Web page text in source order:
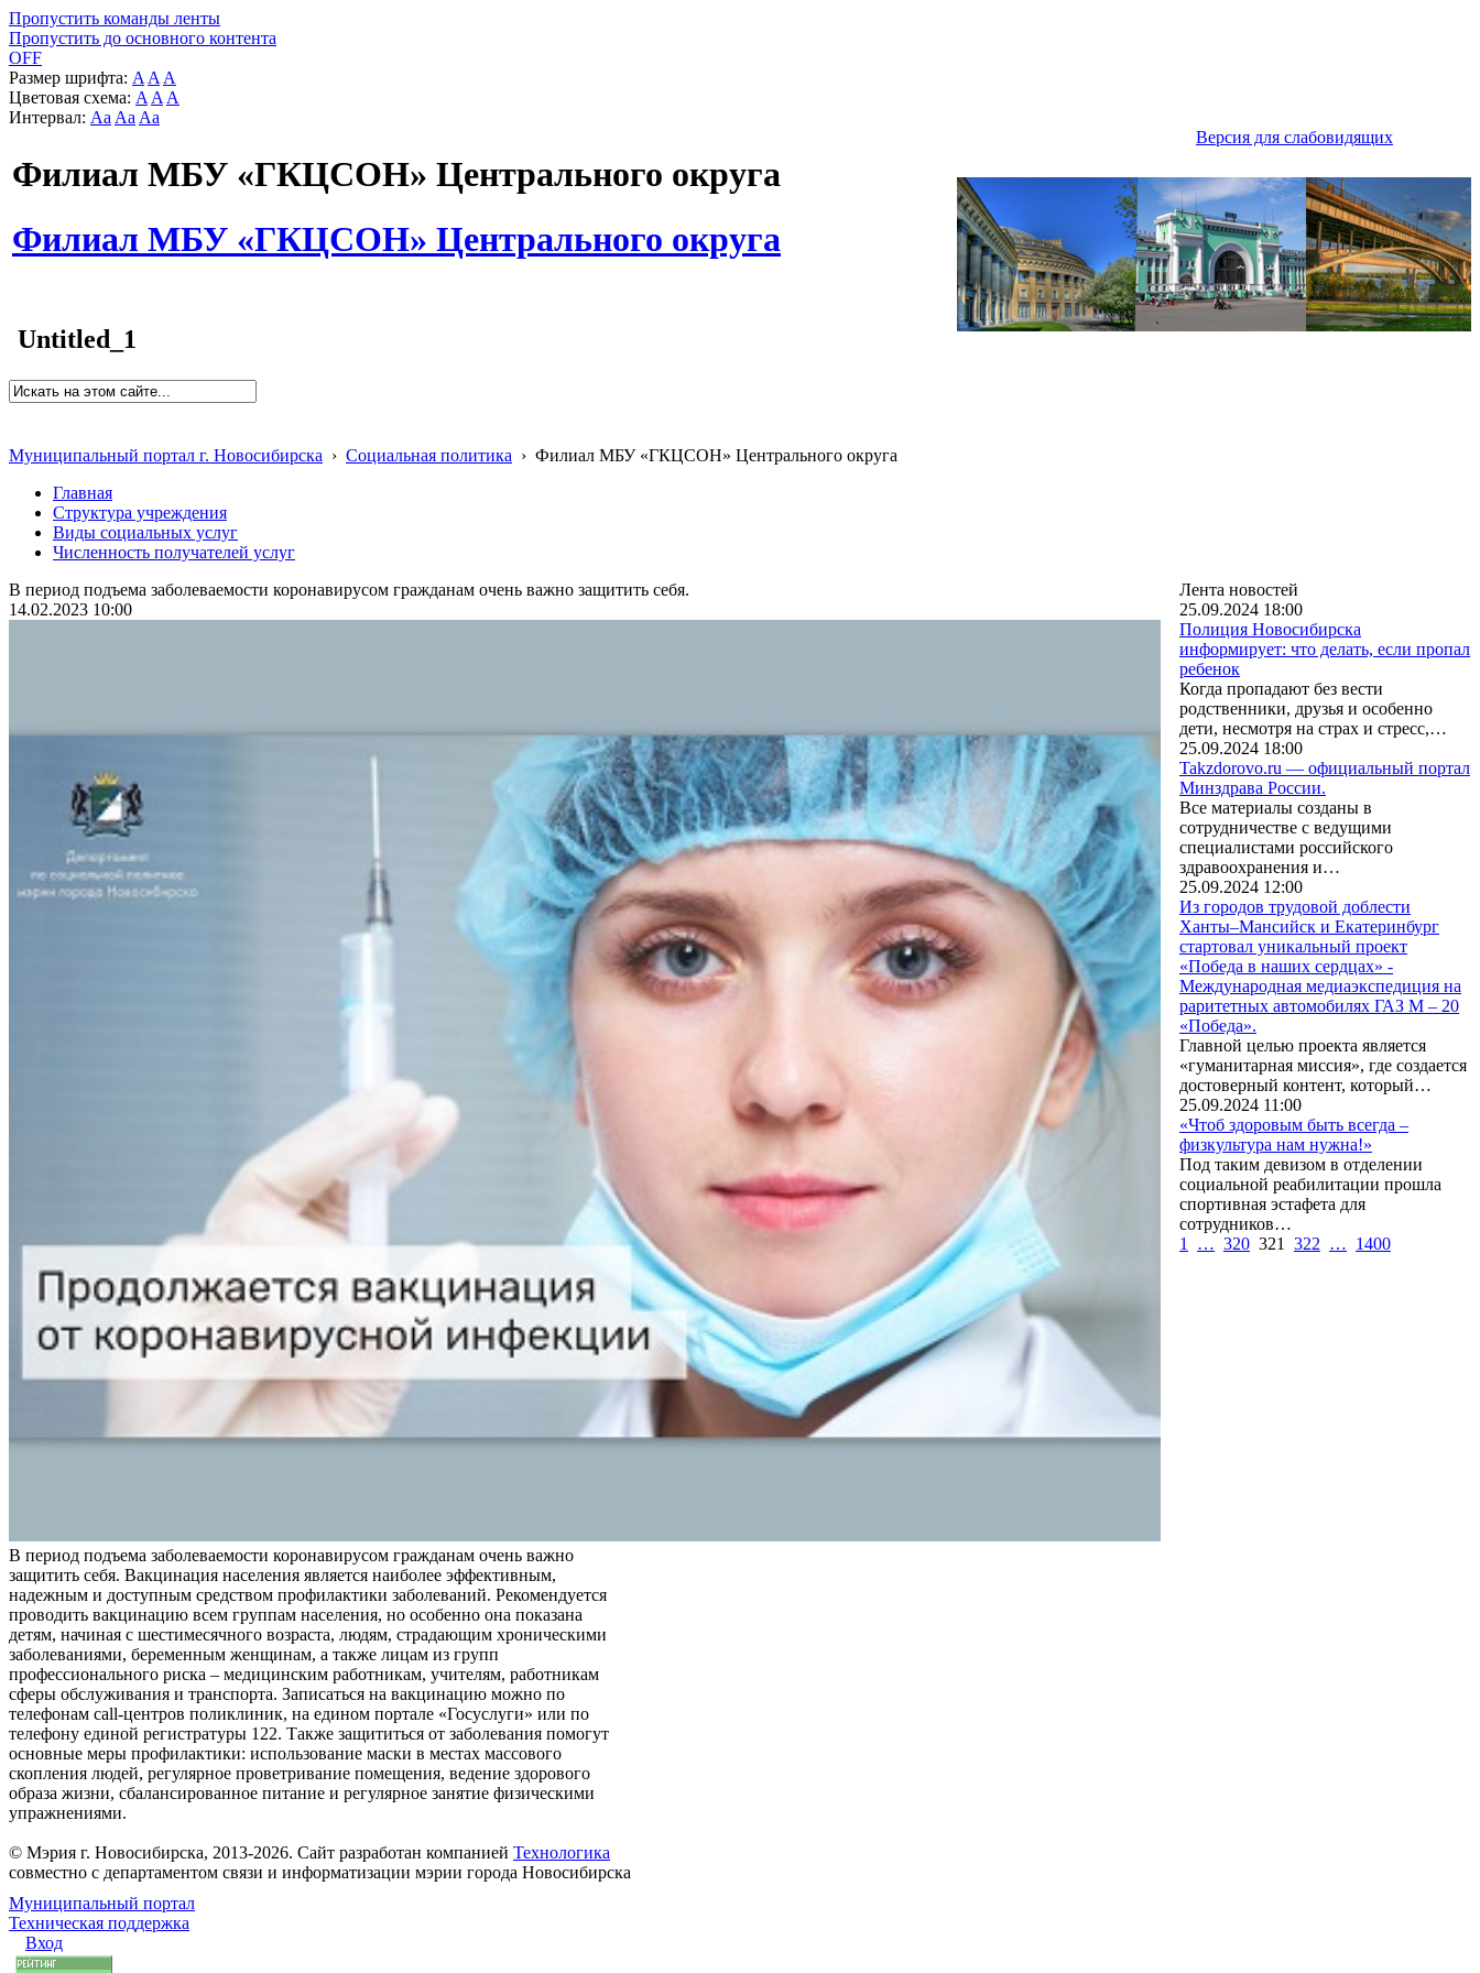
Пропустить команды ленты
Пропустить до основного контента
OFF
Размер шрифта: A A A
Цветовая схема: A A A
Интервал: Aa Aa Aa
Версия для слабовидящих
Филиал МБУ «ГКЦСОН» Центрального округа
Филиал МБУ «ГКЦСОН» Центрального округа
Untitled_1
Муниципальный портал г. Новосибирска › Социальная политика › Филиал МБУ «ГКЦСОН» Центрального округа
Главная
Структура учреждения
Виды социальных услуг
Численность получателей услуг
В период подъема заболеваемости коронавирусом гражданам очень важно защитить себя.
14.02.2023 10:00
В период подъема заболеваемости коронавирусом гражданам очень важно
защитить себя. Вакцинация населения является наиболее эффективным,
надежным и доступным средством профилактики заболеваний. Рекомендуется
проводить вакцинацию всем группам населения, но особенно она показана
детям, начиная с шестимесячного возраста, людям, страдающим хроническими
заболеваниями, беременным женщинам, а также лицам из групп
профессионального риска – медицинским работникам, учителям, работникам
сферы обслуживания и транспорта. Записаться на вакцинацию можно по
телефонам call-центров поликлиник, на едином портале «Госуслуги» или по
телефону единой регистратуры 122. Также защититься от заболевания помогут
основные меры профилактики: использование маски в местах массового
скопления людей, регулярное проветривание помещения, ведение здорового
образа жизни, сбалансированное питание и регулярное занятие физическими
упражнениями.
Лента новостей
25.09.2024 18:00
Полиция Новосибирска
информирует: что делать, если пропал
ребенок
Когда пропадают без вести
родственники, друзья и особенно
дети, несмотря на страх и стресс,…
25.09.2024 18:00
Takzdorovo.ru — официальный портал
Минздрава России.
Все материалы созданы в
сотрудничестве с ведущими
специалистами российского
здравоохранения и…
25.09.2024 12:00
Из городов трудовой доблести
Ханты–Мансийск и Екатеринбург
стартовал уникальный проект
«Победа в наших сердцах» -
Международная медиаэкспедиция на
раритетных автомобилях ГАЗ М – 20
«Победа».
Главной целью проекта является
«гуманитарная миссия», где создается
достоверный контент, который…
25.09.2024 11:00
«Чтоб здоровым быть всегда –
физкультура нам нужна!»
Под таким девизом в отделении
социальной реабилитации прошла
спортивная эстафета для
сотрудников…
1
… 320 321 322 … 1400
© Мэрия г. Новосибирска, 2013-2026. Сайт разработан компанией Технологика
совместно с департаментом связи и информатизации мэрии города Новосибирска
Муниципальный портал
Техническая поддержка
Вход